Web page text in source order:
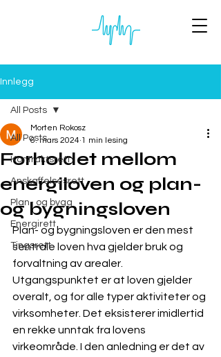
Innlegg
All Posts
Kontraktsrett
Anskaffelsesrett
Plan- og bygg
Energirett
Tingsrett
All Posts
Forholdet mellom
energiloven og plan-
og bygningsloven
Morten Rokosz
6. mars 2024 1 min lesing
Plan- og bygningsloven er den mest
sentrale loven hva gjelder bruk og
forvaltning av arealer.
Utgangspunktet er at loven gjelder
overalt, og for alle typer aktiviteter og
virksomheter. Det eksisterer imidlertid
en rekke unntak fra lovens
virkeområde. I den anledning er det av